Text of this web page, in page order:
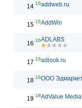
14 16addweb.ru
15 16AddWin
16 16ADLABS
17 16adlook.ru
18 16ООО
19 18AdValue Media